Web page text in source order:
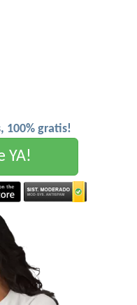
100% gratis!
YA!